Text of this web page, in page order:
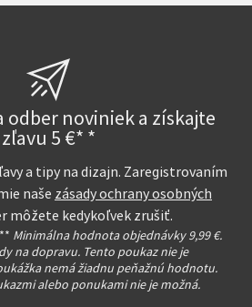
odber noviniek a získajte
zľavu 5 €* *
a tipy na dizajn. Zaregistrovaním
naše zásady ochrany osobných
môžete kedykoľvek zrušiť.
** Minimálna hodnota objednávky 9,99 €.
na dopravu. Tento poukaz nie je
nemá žiadnu peňažnú hodnotu.
alebo ponukami nie je možná.